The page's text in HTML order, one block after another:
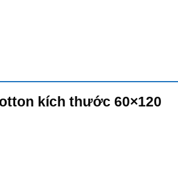
kích thước 60×120